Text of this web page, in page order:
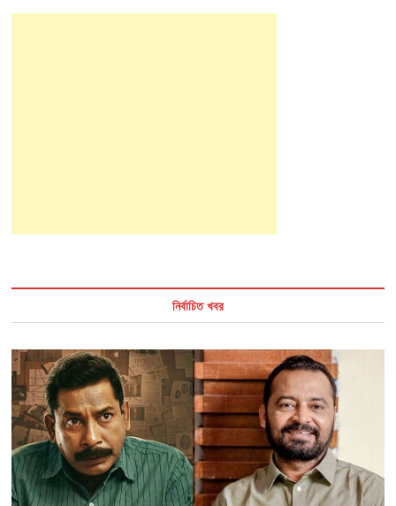
নির্বাচিত খবর